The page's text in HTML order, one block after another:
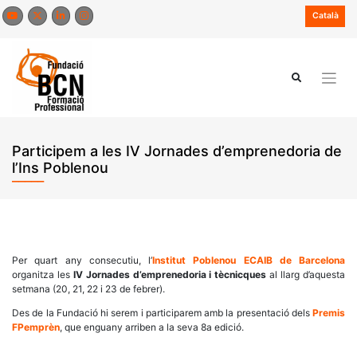
Skip
to
Català
Participem a les IV Jornades d’emprenedoria de
l’Ins Poblenou
Per quart any consecutiu, l’Institut Poblenou ECAIB de Barcelona
organitza les IV Jornades d’emprenedoria i tècnicques al llarg d’aquesta
setmana (20, 21, 22 i 23 de febrer).
Des de la Fundació hi serem i participarem amb la presentació dels Premis
FPemprèn, que enguany arriben a la seva 8a edició.